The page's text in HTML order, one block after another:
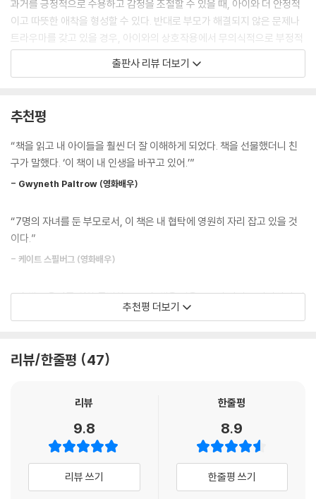
이다. 마음이 경험을 만들고, 경험이 마음을 만든다. 인생 이야기를 발전시
키면서 얻을 수 있는 개인적인 성장과 깊은 자기 이해는 마인드사이트 능
력을 키워 주고 자녀에 대한 민감도를 높여 준다.
---「2장 · 어떻게 세상을 이해하는가? : 이야기」중에서
태를 공유하고 아이와 함께 적극적으로 그것을 성찰하고 증폭시킬 수 있
을 느낄 때도 부모는 아이의 기분을 공감해 주고 마음을 다독여 주는 안정
적인 존재가 되어 줄 수 있다. 이러한 유대의 순간을 통해 아이는 부모가 자
신의 감정을 느끼고 있으며 부모의 마음에 자신이 존재한다는 느낌을 받는
스로 좋은 사람이라고 느낀다.
---「3장 · 어떻게 느끼는가? : 감정」중에서
한다. 우리가 속상하거나 분노하거나 실망하거나 신나거나 자랑스럽거나
기쁜 마음을 표현할 때, 아이들은 부모가 무엇을 중요하게 생각하는지 배
응하는 모습을 보면서 공감하는 법을 배운다. 아이들의 경험과 우리 자신
의 경험을 모두 존중할 때, 우리는 비로소 진정성 있고 열정적인 존재가 될
---「4장 · 어떻게 소통하는가? : 유대감」중에서
어떤 사람들은 애착 연구 결과를 보고 어린 시절이 인생 전체의 운명을 결
정짓는다고 걱정한다. 그러나 실제 연구 결과가 시사하는 바는, 부모와의
관계는 바뀔 수 있으며 그에 따라 아이의 애착도 달라진다는 것이다. 다시
말해 자녀의 삶에 긍정적인 변화를 일으키기에 아직 늦지 않았다는 뜻이
과거를 긍정적으로 수용하고 감정을 조절할 수 있을 때, 아이와 더 안정적
이고 따뜻한 애착을 형성할 수 있다. 반대로 부모가 해결되지 않은 문제나
트라우마를 갖고 있을 경우, 아이와의 상호작용에서 무의식적으로 부정적
인 영향을 미칠 수도 있다. 따라서 부모가 먼저 자신을 돌아보고 내면을 단
단하게 유지하는 것이 아이의 건강한 성장을 위한 필수 조건이다.
적인 방법을 제시한다. 그중 하나는 스토리텔링 능력이다. 이야기는 아이
가 세상을 인식하는 데 중요한 역할을 하며, 부모는 이를 활용해 자녀와 더
욱 깊이 연결될 수 있다. 언어적·비언어적 소통을 통해 감정적으로 연결되
깊이 이해하고 혼자가 아니라는 안정감을 느낄 수 있다. 애착도 매우 중요
색하고 건강한 대인 관계를 맺을 수 있다. 이러한 애착 패턴은 성인이 될 때
까지 지속되며, 결국 다음 세대에도 영향을 미친다. 하지만 어린 시절 안정
적인 애착을 형성하지 못했다고 해서 반드시 부정적인 영향을 받는 것은
으로 안정 애착을 ‘획득’할 수도 있다.
그럴 때일수록 부모가 먼저 손을 내밀어 관계를 회복하려 노력해야 한다.
한다. 이를 통해 아이의 공감 능력이 길러지고, 이는 아이가 자신을 이해하
고 세상을 바라보는 방식에도 중요한 영향을 미치기 때문이다.
완벽한 부모가 되기보다는 ‘충분히 좋은 부모’가 되는 것이 아이의 발달에
더욱 긍정적인 영향을 준다. 부모는 지치지 않도록 스스로를 돌볼 의무가
있으며, 이 책이 부모와 아이가 함께 성장할 수 있는 길을 안내할 것이다.
출판사 리뷰 더보기
추천평
“책을 읽고 내 아이들을 훨씬 더 잘 이해하게 되었다. 책을 선물했더니 친
구가 말했다. ‘이 책이 내 인생을 바꾸고 있어.’”
- Gwyneth Paltrow (영화배우)
“7명의 자녀를 둔 부모로서, 이 책은 내 협탁에 영원히 자리 잡고 있을 것
이다.”
- 케이트 스필버그 (영화배우)
“이 책은 육아를 위한 특별한 도구다. 책을 읽음으로써 당신은 아이와의 여
정을 더 온전히, 기쁘게 함께할 수 있을 것이다.”
- 닐 할폰 (소아청소년과 교수)
추천평 더보기
리뷰/한줄평 47
리뷰
9.8
리뷰 쓰기
한줄평
8.9
한줄평 쓰기